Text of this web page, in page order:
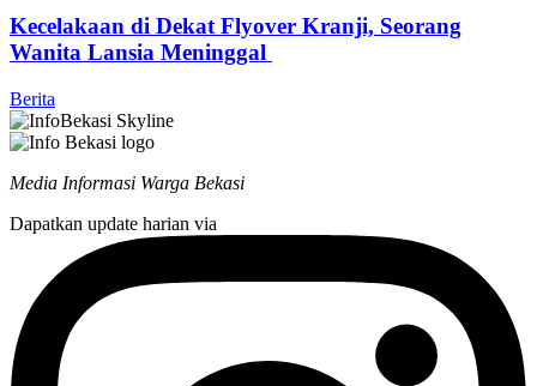
Kecelakaan di Dekat Flyover Kranji, Seorang
Wanita Lansia Meninggal
Berita
Media Informasi Warga Bekasi
Dapatkan update harian via